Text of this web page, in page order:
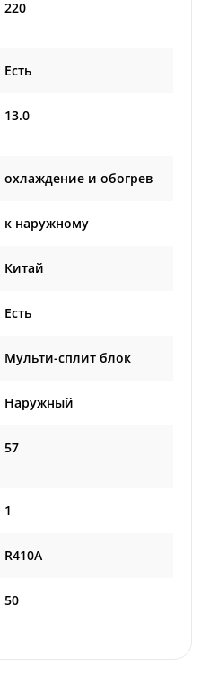
220
Есть
13.0
охлаждение и обогрев
к наружному
Китай
Есть
Мульти-сплит блок
Наружный
57
1
R410A
50